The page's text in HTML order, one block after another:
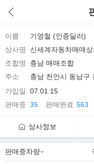
이름
기영철 (인증딜러)
상사명
신세계자동차매매
조합명
충남 매매조합
주소
충남 천안시 동남구
가입일
07.01.15
판매중 35 판매완료 563
상사정보